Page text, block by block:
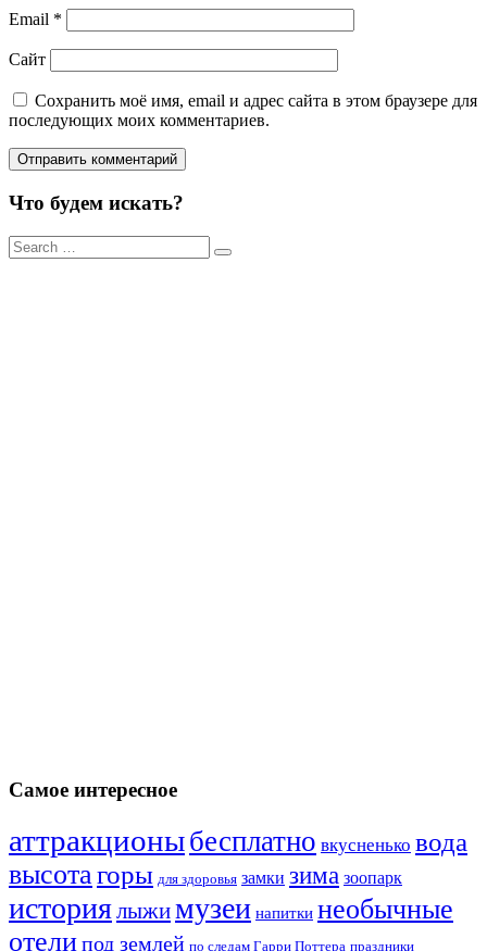
Email *
Сайт
Сохранить моё имя, email и адрес сайта в этом браузере для
последующих моих комментариев.
Что будем искать?
Результаты
поиска
Самое интересное
аттракционыбесплатно вкусненько вода
высотагоры для здоровья замки зима зоопарк
историялыжимузеи напитки необычные
отелипод землей по следам Гарри Поттера праздники